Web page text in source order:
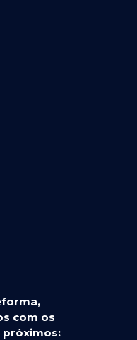
com os
próximos: